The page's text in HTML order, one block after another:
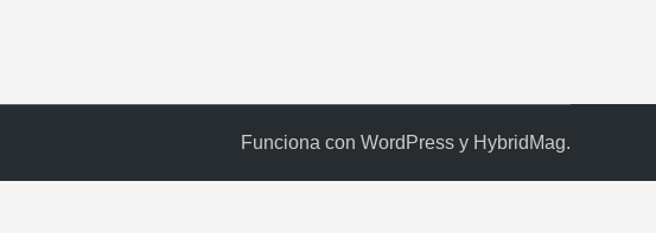
Funciona con WordPress y HybridMag.